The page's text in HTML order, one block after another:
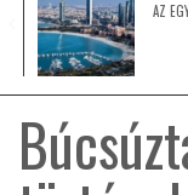
GLOBOTV BP
HÍR3D
AZ